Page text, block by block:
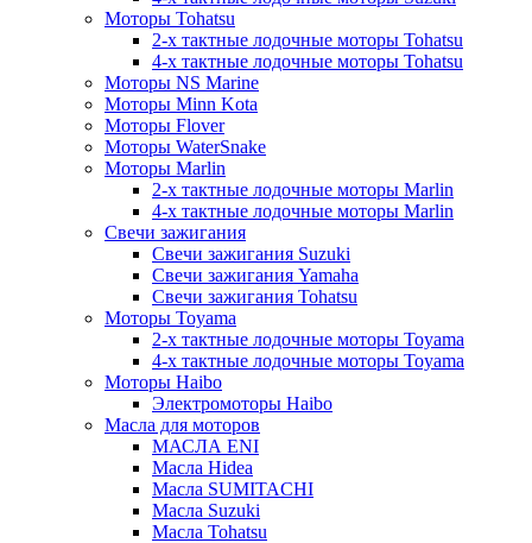
Моторы Tohatsu
2-х тактные лодочные моторы Tohatsu
4-х тактные лодочные моторы Tohatsu
Моторы NS Marine
Моторы Minn Kota
Моторы Flover
Моторы WaterSnake
Моторы Marlin
2-х тактные лодочные моторы Marlin
4-х тактные лодочные моторы Marlin
Свечи зажигания
Свечи зажигания Suzuki
Свечи зажигания Yamaha
Свечи зажигания Tohatsu
Моторы Toyama
2-х тактные лодочные моторы Toyama
4-х тактные лодочные моторы Toyama
Моторы Haibo
Электромоторы Haibo
Масла для моторов
МАСЛА ENI
Масла Hidea
Масла SUMITACHI
Масла Suzuki
Масла Tohatsu